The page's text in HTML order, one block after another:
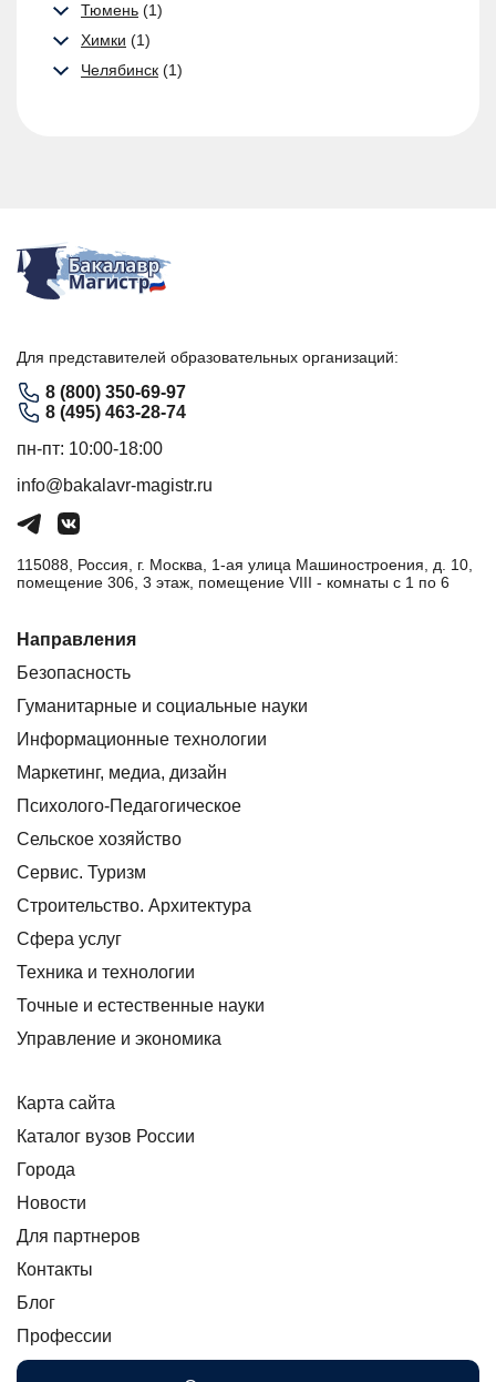
Тюмень (1)
Химки (1)
Челябинск (1)
Для представителей образовательных организаций:
8 (800) 350-69-97
8 (495) 463-28-74
пн-пт: 10:00-18:00
info@bakalavr-magistr.ru
115088, Россия, г. Москва, 1-ая улица Машиностроения, д. 10,
помещение 306, 3 этаж, помещение VIII - комнаты с 1 по 6
Направления
Безопасность
Гуманитарные и социальные науки
Информационные технологии
Маркетинг, медиа, дизайн
Психолого-Педагогическое
Сельское хозяйство
Сервис. Туризм
Строительство. Архитектура
Сфера услуг
Техника и технологии
Точные и естественные науки
Управление и экономика
Карта сайта
Каталог вузов России
Города
Новости
Для партнеров
Контакты
Блог
Профессии